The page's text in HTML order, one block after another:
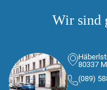
Wir sind
80337
(089)